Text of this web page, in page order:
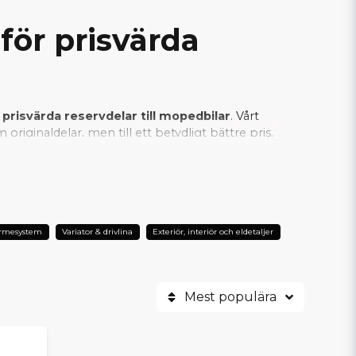
prisvärda
reservdelar till mopedbilar. Vårt
originaldelar, men till ett betydligt bättre pris.
är SCP det självklara valet när man vill
Variator & drivlina Exteriör, interiör och eldetaljer
Mest populära